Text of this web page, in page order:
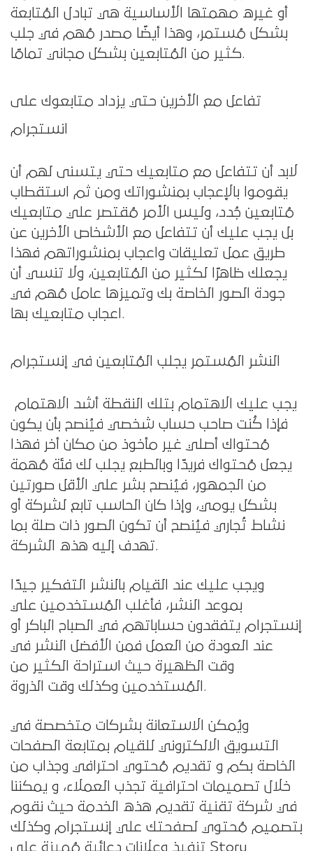
أو غيره مهمتها الأساسية هي تبادل المُتابعة
بشكل مُستمر، وهذا أيضًا مصدر مُهم في جلب
كثير من المُتابعين بشكل مجاني تمامًا.
تفاعل مع الأخرين حتي يزداد متابعوك على
انستجرام
لابد أن تتفاعل مع متابعيك حتي يتسنى لهم أن
يقوموا بالإعجاب بمنشوراتك ومن ثم استقطاب
مُتابعين جُدد، وليس الأمر مُقتصر علي متابعيك
بل يجب عليك أن تتفاعل مع الأشخاص الأخرين عن
طريق عمل تعليقات واعجاب بمنشوراتهم فهذا
يجعلك ظاهرًا لكثير من المُتابعين، ولا تنسي أن
جودة الصور الخاصة بك وتميزها عامل مُهم في
اعجاب متابعيك بها.
النشر المُستمر يجلب المُتابعين في إنستجرام
فإذا كُنت صاحب حساب شخصي فيُنصح بأن يكون
مُحتواك أصلي غير مأخوذ من مكان أخر فهذا
يجعل مُحتواك فريدًا وبالطبع يجلب لك فئة مُهمة
من الجمهور، فيُنصح بشر علي الأقل صورتين
بشكل يومي، وإذا كان الحاسب تابع لشركة أو
نشاط تُجاري فيُنصح أن تكون الصور ذات صلة بما
تهدف إليه هذه الشركة.
ويجب عليك عند القيام بالنشر التفكير جيدًا
بموعد النشر، فأغلب المُستخدمين علي
إنستجرام يتفقدون حساباتهم في الصباح الباكر أو
عند العودة من العمل فمن الأفضل النشر في
وقت الظهيرة حيث استراحة الكثير من
المُستخدمين وكذلك وقت الذروة.
ويُمكن الاستعانة بشركات متخصصة في
التسويق الالكتروني للقيام بمتابعة الصفحات
الخاصة بكم و تقديم مُحتوي احترافي وجذاب من
خلال تصميمات احترافية تجذب العملاء، و يمكننا
في شركة تقنية تقديم هذه الخدمة حيث نقوم
بتصميم مُحتوي لصفحتك علي إنستجرام وكذلك
تنفيذ وعلانات دعائية مُميزة على Story